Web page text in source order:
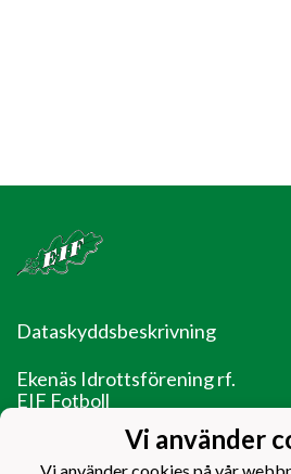
Dataskyddsbeskrivning
Ekenäs Idrottsförening rf.
EIF Fotboll
10600 EkenäsVi använder